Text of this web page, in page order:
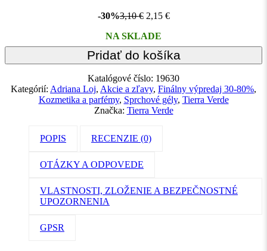
-30%3,10€ 2,15 €
NA SKLADE
Pridať do košíka
Katalógové číslo: 19630
Kategórií: Adriana Loj, Akcie a zľavy, Finálny výpredaj 30-80%,
Kozmetika a parfémy, Sprchové gély, Tierra Verde
Značka: Tierra Verde
POPIS RECENZIE (0)
OTÁZKY A ODPOVEDE
VLASTNOSTI, ZLOŽENIE A BEZPEČNOSTNÉ
UPOZORNENIA
GPSR